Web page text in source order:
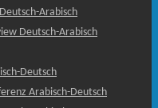
Arabisch
Deutsch-Arabisch
Deutsch
Arabisch-Deutsch